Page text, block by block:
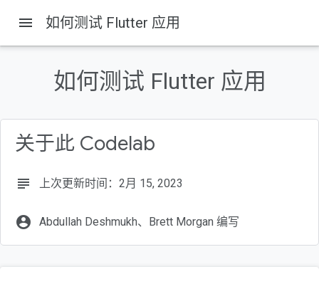
本页内容
学习内容
构建内容
menu 如何测试 Flutter 应用
如何测试 Flutter 应用
关于此 Codelab
subject 上次更新时间：2月 15, 2023
account_circle Abdullah Deshmukh、Brett Morgan 编写